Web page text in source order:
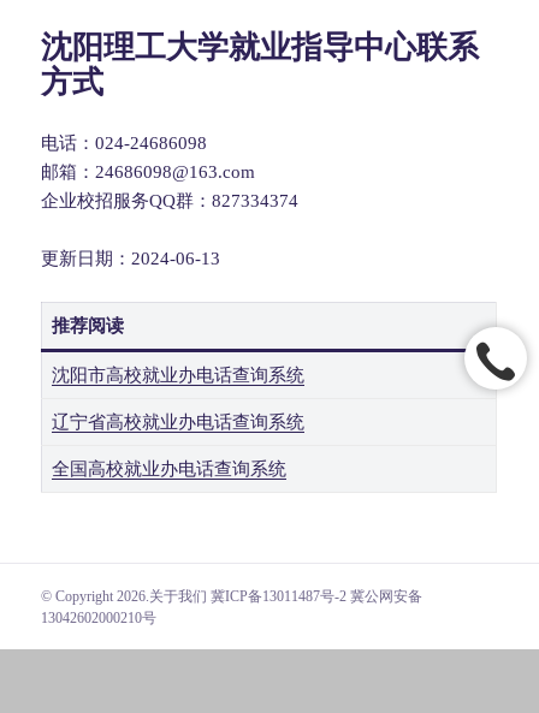
沈阳理工大学就业指导中心联系
方式
电话：024-24686098
邮箱：24686098@163.com
企业校招服务QQ群：827334374
更新日期：2024-06-13
推荐阅读
沈阳市高校就业办电话查询系统
辽宁省高校就业办电话查询系统
全国高校就业办电话查询系统
© Copyright 2026. 关于我们 冀ICP备13011487号-2 冀公网安备
13042602000210号